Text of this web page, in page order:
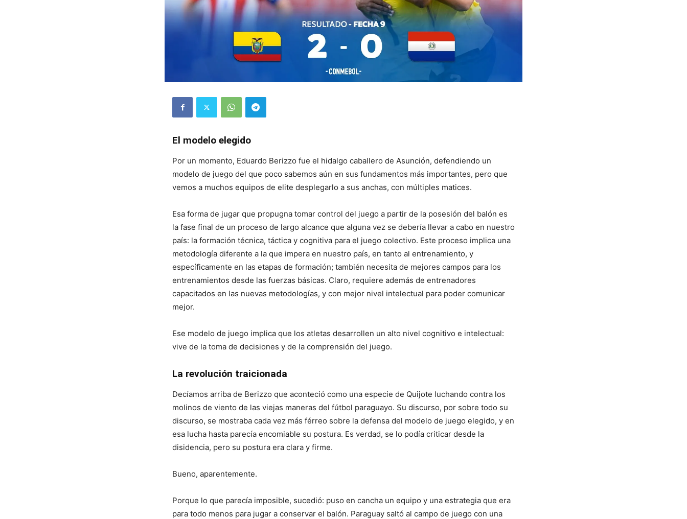
El modelo elegido
Por un momento, Eduardo Berizzo fue el hidalgo caballero de Asunción, defendiendo un
modelo de juego del que poco sabemos aún en sus fundamentos más importantes, pero que
vemos a muchos equipos de elite desplegarlo a sus anchas, con múltiples matices.
Esa forma de jugar que propugna tomar control del juego a partir de la posesión del balón es
la fase final de un proceso de largo alcance que alguna vez se debería llevar a cabo en nuestro
país: la formación técnica, táctica y cognitiva para el juego colectivo. Este proceso implica una
metodología diferente a la que impera en nuestro país, en tanto al entrenamiento, y
específicamente en las etapas de formación; también necesita de mejores campos para los
entrenamientos desde las fuerzas básicas. Claro, requiere además de entrenadores
capacitados en las nuevas metodologías, y con mejor nivel intelectual para poder comunicar
mejor.
Ese modelo de juego implica que los atletas desarrollen un alto nivel cognitivo e intelectual:
vive de la toma de decisiones y de la comprensión del juego.
La revolución traicionada
Decíamos arriba de Berizzo que aconteció como una especie de Quijote luchando contra los
molinos de viento de las viejas maneras del fútbol paraguayo. Su discurso, por sobre todo su
discurso, se mostraba cada vez más férreo sobre la defensa del modelo de juego elegido, y en
esa lucha hasta parecía encomiable su postura. Es verdad, se lo podía criticar desde la
disidencia, pero su postura era clara y firme.
Bueno, aparentemente.
Porque lo que parecía imposible, sucedió: puso en cancha un equipo y una estrategia que era
para todo menos para jugar a conservar el balón. Paraguay saltó al campo de juego con una